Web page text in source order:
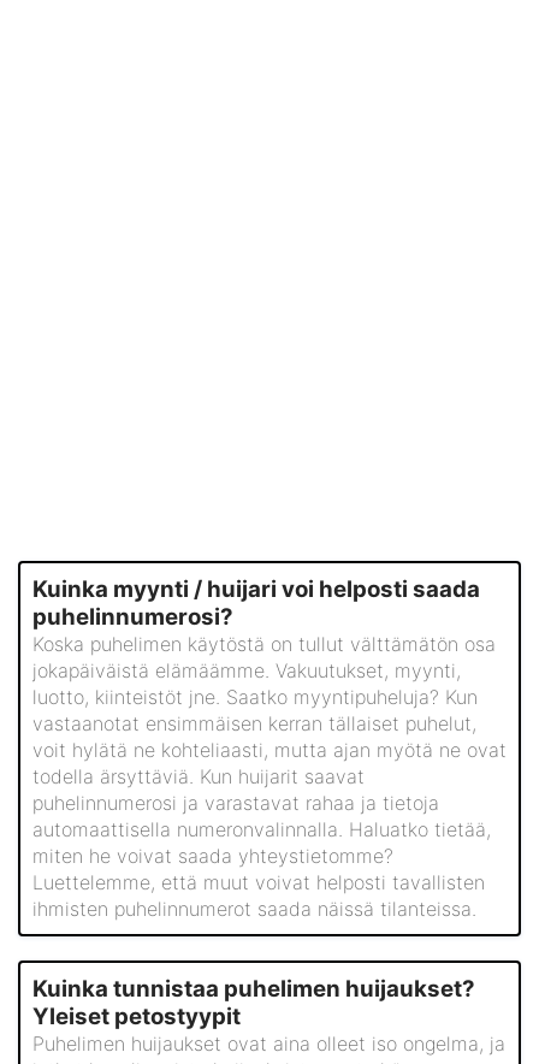
Kuinka myynti / huijari voi helposti saada
puhelinnumerosi?
Koska puhelimen käytöstä on tullut välttämätön osa
jokapäiväistä elämäämme. Vakuutukset, myynti,
luotto, kiinteistöt jne. Saatko myyntipuheluja? Kun
vastaanotat ensimmäisen kerran tällaiset puhelut,
voit hylätä ne kohteliaasti, mutta ajan myötä ne ovat
todella ärsyttäviä. Kun huijarit saavat
puhelinnumerosi ja varastavat rahaa ja tietoja
automaattisella numeronvalinnalla. Haluatko tietää,
miten he voivat saada yhteystietomme?
Luettelemme, että muut voivat helposti tavallisten
ihmisten puhelinnumerot saada näissä tilanteissa.
Kuinka tunnistaa puhelimen huijaukset?
Yleiset petostyypit
Puhelimen huijaukset ovat aina olleet iso ongelma, ja